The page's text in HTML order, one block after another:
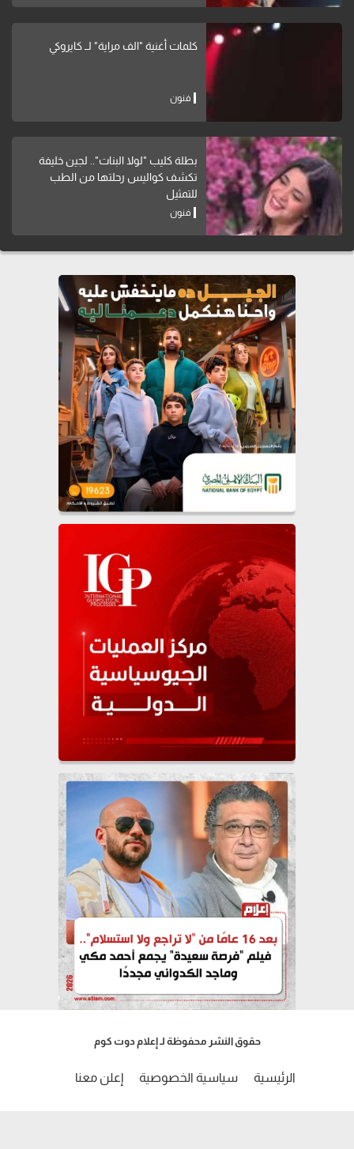
كلمات أغنية "الف مراية" لــ كايروكي
فنون
بطلة كليب "لولا البنات".. لجين خليفة
تكشف كواليس رحلتها من الطب
للتمثيل
فنون
حقوق النشر محفوظة لـ إعلام دوت كوم
الرئيسية سياسية الخصوصية إعلن معنا